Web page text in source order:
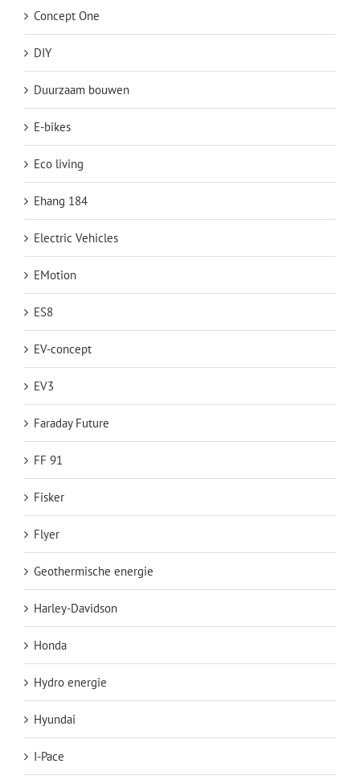
Concept One
DIY
Duurzaam bouwen
E-bikes
Eco living
Ehang 184
Electric Vehicles
EMotion
ES8
EV-concept
EV3
Faraday Future
FF 91
Fisker
Flyer
Geothermische energie
Harley-Davidson
Honda
Hydro energie
Hyundai
I-Pace